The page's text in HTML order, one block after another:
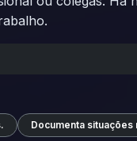
Documenta